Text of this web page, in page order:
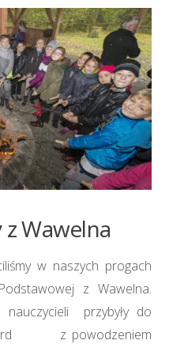
z Wawelna
w naszych progach
z Wawelna.
przybyły do
z powodzeniem